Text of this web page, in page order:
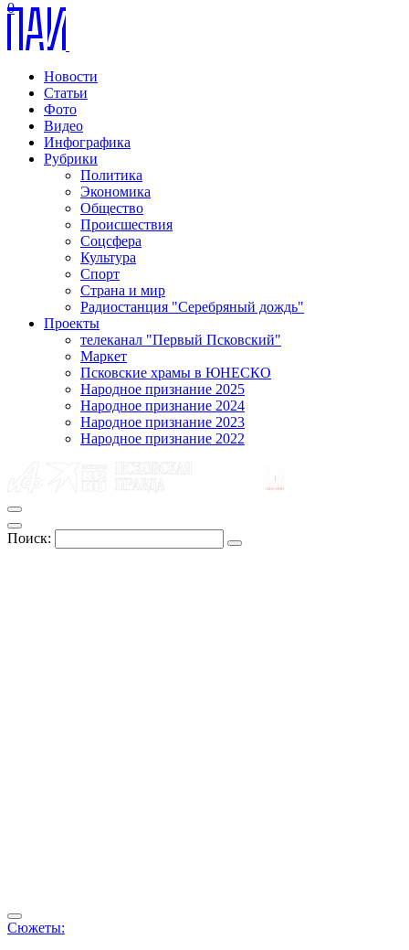
Новости
Статьи
Фото
Видео
Инфографика
Рубрики
Политика
Экономика
Общество
Происшествия
Соцсфера
Культура
Спорт
Страна и мир
Радиостанция "Серебряный дождь"
Проекты
телеканал "Первый Псковский"
Маркет
Псковские храмы в ЮНЕСКО
Народное признание 2025
Народное признание 2024
Народное признание 2023
Народное признание 2022
Поиск:
Сюжеты:
0